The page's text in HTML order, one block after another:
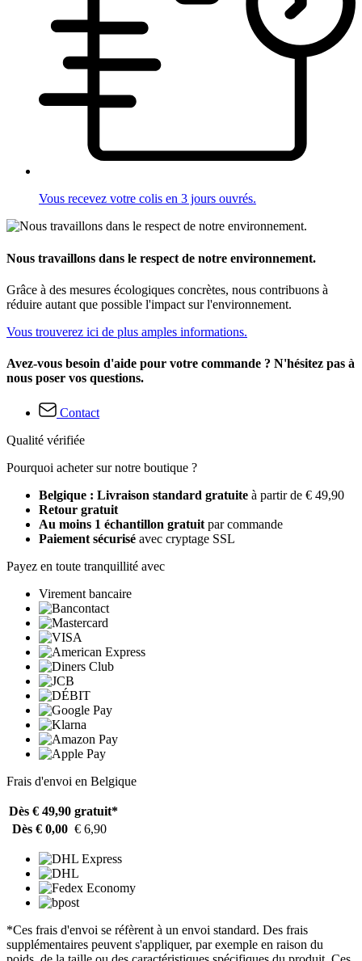
Vous recevez votre colis en 3 jours ouvrés.
Nous travaillons dans le respect de notre environnement.
Grâce à des mesures écologiques concrètes, nous contribuons à
réduire autant que possible l'impact sur l'environnement.
Vous trouverez ici de plus amples informations.
Avez-vous besoin d'aide pour votre commande ? N'hésitez pas à
nous poser vos questions.
Contact
Qualité vérifiée
Pourquoi acheter sur notre boutique ?
Belgique : Livraison standard gratuite à partir de € 49,90
Retour gratuit
Au moins 1 échantillon gratuitpar commande
Paiement sécurisé avec cryptage SSL
Payez en toute tranquillité avec
Virement bancaire
Frais d'envoi en Belgique
Dès € 49,90 gratuit*
Dès € 0,00 € 6,90
*Ces frais d'envoi se réfèrent à un envoi standard. Des frais
supplémentaires peuvent s'appliquer, par exemple en raison du